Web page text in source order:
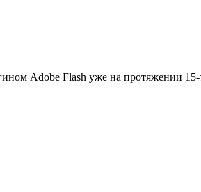
Adobe Flash уже на протяжении 15-